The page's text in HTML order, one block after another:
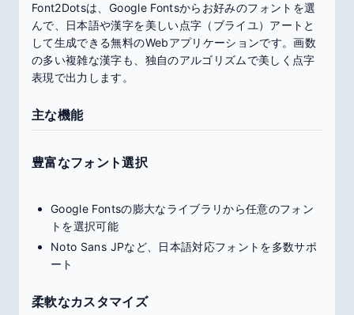
Font2Dotsは、Google Fontsからお好みのフォントを選
んで、日本語や漢字を美しい点字（ブライユ）アートと
して生成できる無料のWebアプリケーションです。画数
の多い複雑な漢字も、独自のアルゴリズムで美しく点字
表現で出力します。
主な機能
豊富なフォント選択
Google Fontsの膨大なライブラリから任意のフォン
トを選択可能
Noto Sans JPなど、日本語対応フォントを多数サポ
ート
柔軟なカスタマイズ